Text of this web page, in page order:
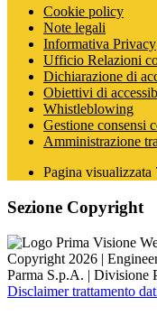
Cookie policy
Note legali
Informativa Privacy
Ufficio Relazioni
Dichiarazione di
Obiettivi di
Whistleblowing
Gestione consensi
Amministrazione
Pagina visualizzata
Sezione Copyright
Copyright 2026 |
Parma S.p.A. | Divisione
Disclaimer trattamento